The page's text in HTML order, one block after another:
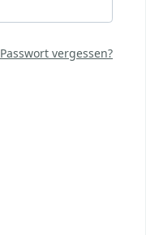
Passwort vergessen?